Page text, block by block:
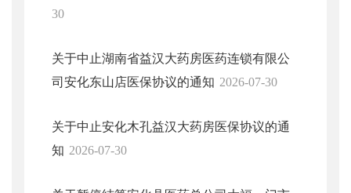
30
关于中止湖南省益汉大药房医药连锁有限公
司安化东山店医保协议的通知 2026-07-30
关于中止安化木孔益汉大药房医保协议的通
知 2026-07-30